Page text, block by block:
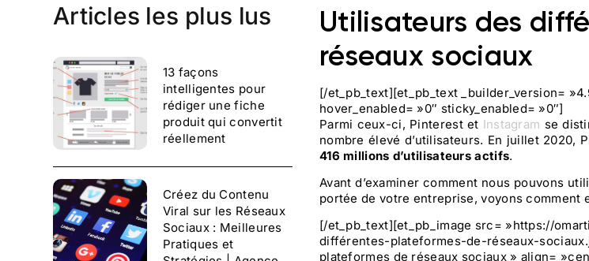
Utilisateurs des
réseaux sociaux
[/et_pb_text][et_pb_text _builder_version=
hover_enabled= »0″ sticky_enabled= »0″]
Parmi ceux-ci, Pinterest et Instagram se
nombre élevé d’utilisateurs. En juillet 2020,
416 millions d’utilisateurs actifs.
Avant d’examiner comment nous pouvons
portée de votre entreprise, voyons comment
[/et_pb_text][et_pb_image src= »https://
différentes-plateformes-de-réseaux-
plateformes de réseaux sociaux » align=
SEO alimenté par l’IA | Agence Omartin Marketing Paris
Articles les plus lus
13 façons
intelligentes pour
rédiger une fiche
produit qui convertit
réellement
Créez du Contenu
Viral sur les Réseaux
Sociaux : Meilleures
Pratiques et